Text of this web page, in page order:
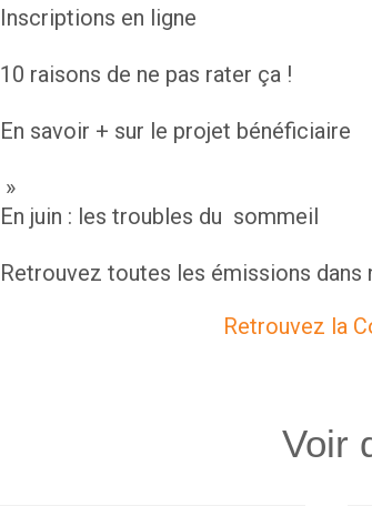
Inscriptions en ligne
10 raisons de ne pas rater ça !
En savoir + sur le projet bénéficiaire
»
En juin : les troubles du sommeil
Retrouvez toutes les émissions dans
Retrouvez la
Voir